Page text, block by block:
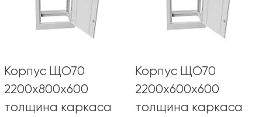
Корпус ЩО70
2200х800х600
толщина каркаса
Корпус ЩО70
2200х600х600
толщина каркаса